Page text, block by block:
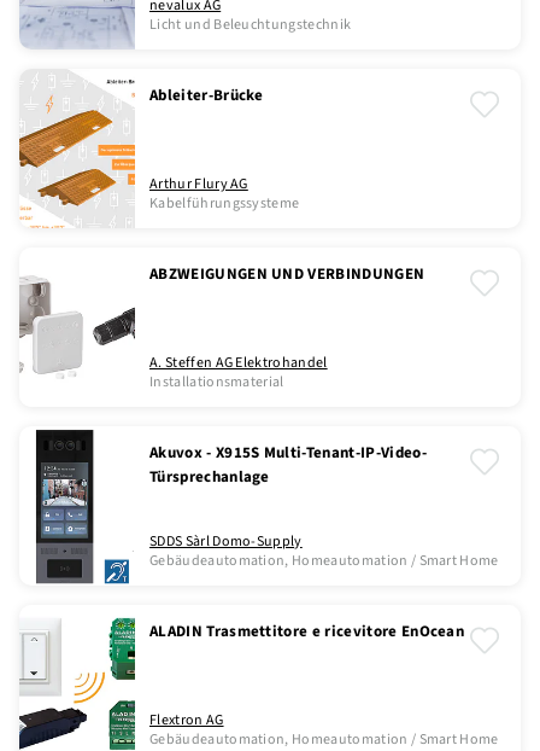
nevalux AG
Licht und Beleuchtungstechnik
Ableiter-Brücke
Arthur Flury AG
Kabelführungssysteme
ABZWEIGUNGEN UND VERBINDUNGEN
A. Steffen AG Elektrohandel
Installationsmaterial
Akuvox - X915S Multi-Tenant-IP-Video-
Türsprechanlage
SDDS Sàrl Domo-Supply
Gebäudeautomation, Homeautomation / Smart Home
ALADIN Trasmettitore e ricevitore EnOcean
Flextron AG
Gebäudeautomation, Homeautomation / Smart Home